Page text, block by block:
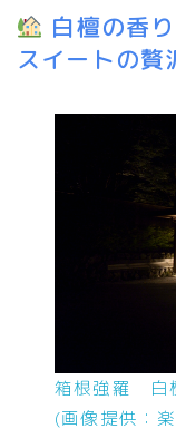
白檀の香
スイートの贅
箱根強羅 白
(画像提供：